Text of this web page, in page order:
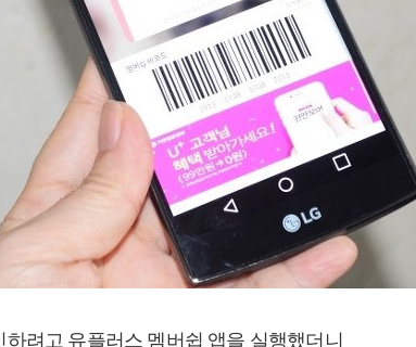
려고 유플러스 멤버쉽 앱을 실행했더니